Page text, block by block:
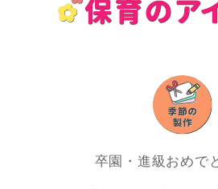
卒園・進級おめで